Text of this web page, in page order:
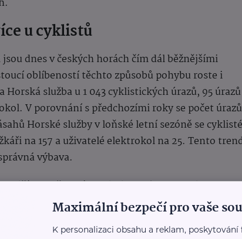
u cyklistů
dnes v českých horách čím dál běžnějšími
oblíbeností těchto způsobů pohybu roste i
Horská služba u 1 043 cyklistických úrazů, 95 úrazů
V porovnání s předchozími roky se počet úrazů
Horské služby v loňské letní sezóně se cyklisté
na 157 a uživatelé elektrokol na 25. Tento
výbava.
liší od městské cyklistiky nejen z hlediska
s počasím a terénem. V horách je nutné být
a hlavně na nebezpečné
Týmu silniční bezpečnosti.
Maximální bezpečí pro vaše
K personalizaci obsahu a reklam,